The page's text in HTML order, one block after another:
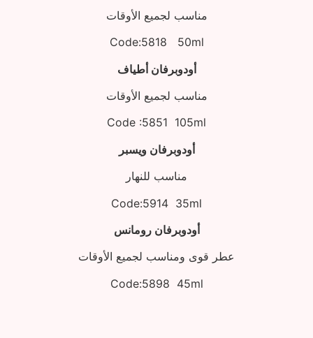
مناسب لجميع الأوقات
Code:5818 50ml
أودوبرفان أطياف
مناسب لجميع الأوقات
Code :5851 105ml
أودوبرفان ويسبر
مناسب للنهار
Code:5914 35ml
أودوبرفان رومانس
عطر قوى ومناسب لجميع الأوقات
Code:5898 45ml